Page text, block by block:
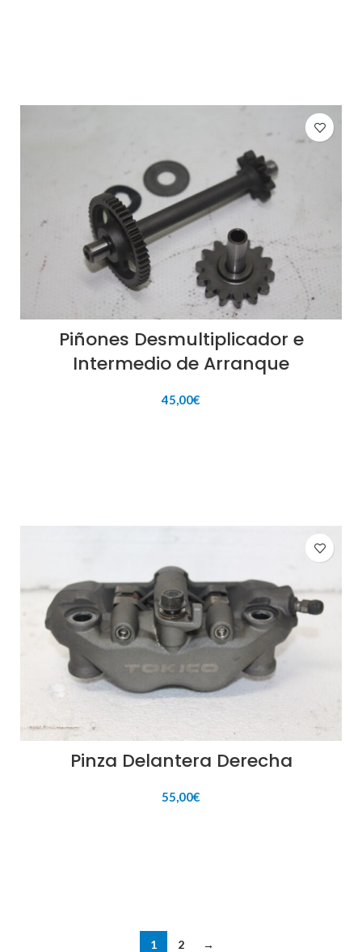
Piñones Desmultiplicador e
Intermedio de Arranque
45,00€
Pinza Delantera Derecha
55,00€
1 2 →